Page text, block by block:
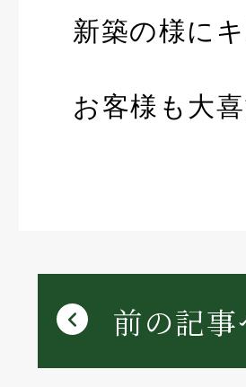
新築の様に
お客様も大
前の記事